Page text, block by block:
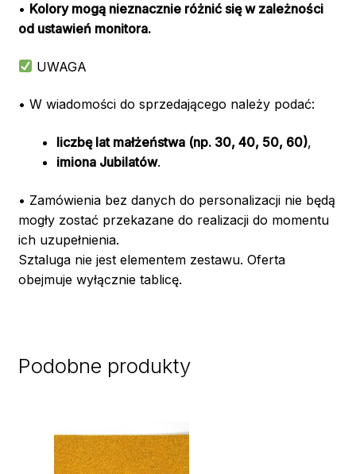
• Kolory mogą nieznacznie różnić się w zależności
od ustawień monitora.
UWAGA
• W wiadomości do sprzedającego należy podać:
liczbę lat małżeństwa (np. 30, 40, 50, 60),
imiona Jubilatów.
• Zamówienia bez danych do personalizacji nie będą
mogły zostać przekazane do realizacji do momentu
ich uzupełnienia.
Sztaluga nie jest elementem zestawu. Oferta
obejmuje wyłącznie tablicę.
Podobne produkty